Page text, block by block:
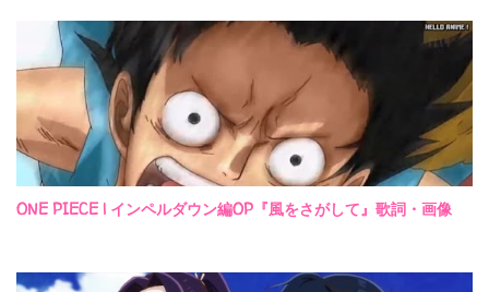
ONE PIECE | インペルダウン編OP『風をさがして』歌詞・画像